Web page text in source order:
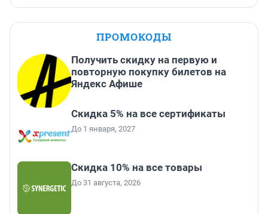
ПРОМОКОДЫ
Получить скидку на первую и
повторную покупку билетов на
Яндекс Афише
Скидка 5% на все сертификаты
До 1 января, 2027
Скидка 10% на все товары
До 31 августа, 2026